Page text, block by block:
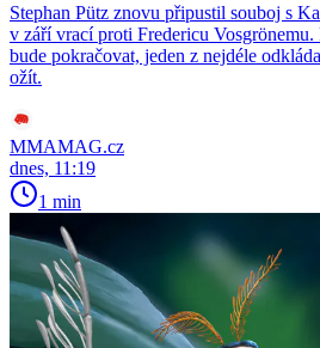
Stephan Pütz znovu připustil souboj s
v září vrací proti Fredericu
bude pokračovat, jeden z nejdéle
ožít.
MMAMAG.cz
dnes, 11:19
1 min